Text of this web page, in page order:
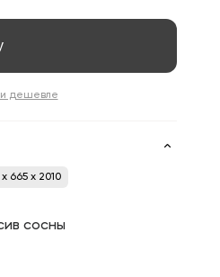
дешевле
x 665 x 2010
сосны